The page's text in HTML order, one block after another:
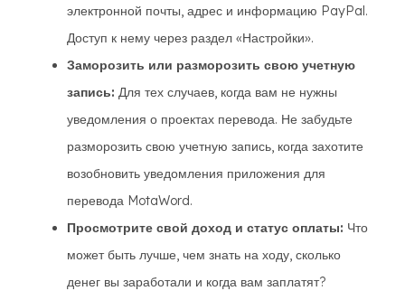
электронной почты, адрес и информацию PayPal.
Доступ к нему через раздел «Настройки».
Заморозить или разморозить свою учетную
запись: Для тех случаев, когда вам не нужны
уведомления о проектах перевода. Не забудьте
разморозить свою учетную запись, когда захотите
возобновить уведомления приложения для
перевода MotaWord.
Просмотрите свой доход и статус оплаты: Что
может быть лучше, чем знать на ходу, сколько
денег вы заработали и когда вам заплатят?